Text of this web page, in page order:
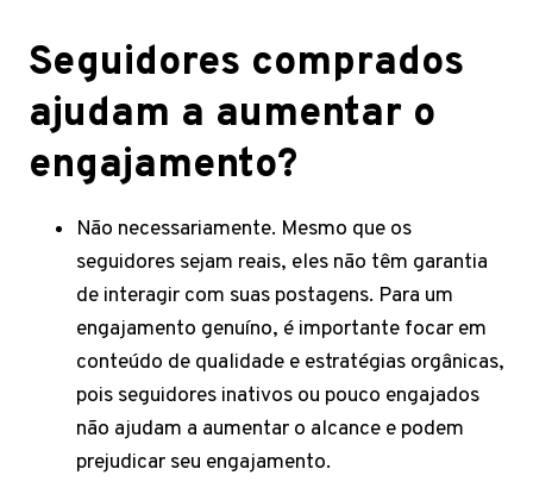
Seguidores comprados
ajudam a aumentar o
engajamento?
Não necessariamente. Mesmo que os
seguidores sejam reais, eles não têm garantia
de interagir com suas postagens. Para um
engajamento genuíno, é importante focar em
conteúdo de qualidade e estratégias orgânicas,
pois seguidores inativos ou pouco engajados
não ajudam a aumentar o alcance e podem
prejudicar seu engajamento.